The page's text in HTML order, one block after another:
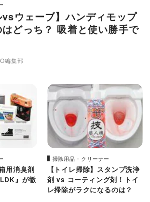
vsウェーブ】ハンディモップ
どっち？ 吸着と使い勝手で
編集部
用消臭剤
』が徹
掃除用品・クリーナー
【トイレ掃除】スタンプ洗浄
剤 vs コーティング剤！トイ
レ掃除がラクになるのは？